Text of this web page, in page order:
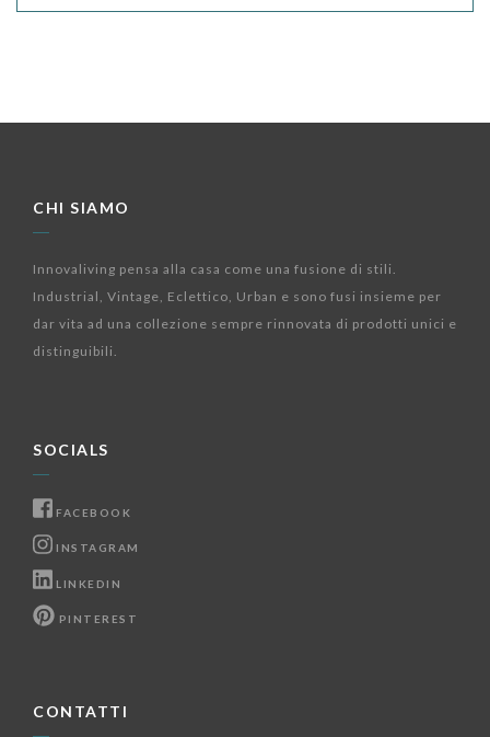
CHI SIAMO
Innovaliving pensa alla casa come una fusione di stili.
Industrial, Vintage, Eclettico, Urban e sono fusi insieme per
dar vita ad una collezione sempre rinnovata di prodotti unici e
distinguibili.
SOCIALS
FACEBOOK
INSTAGRAM
LINKEDIN
PINTEREST
CONTATTI